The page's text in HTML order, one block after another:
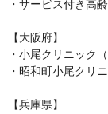
・サービス付き高
【大阪府】
・小尾クリニック
・昭和町小尾クリ
【兵庫県】